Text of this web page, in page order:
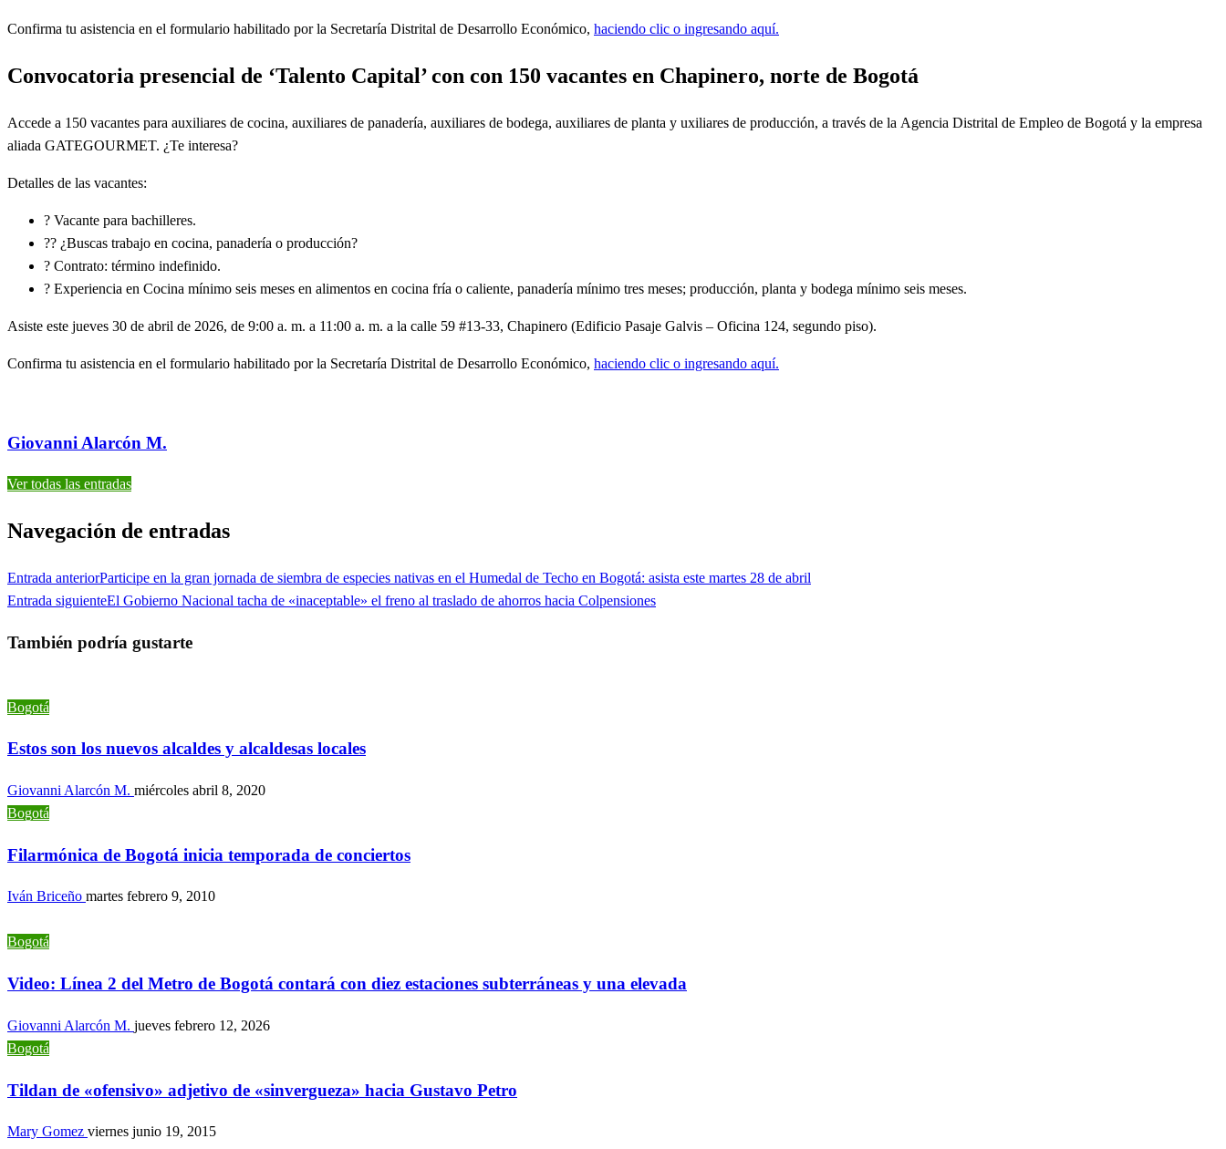
Confirma tu asistencia en el formulario habilitado por la Secretaría Distrital de Desarrollo Económico, haciendo clic o ingresando aquí.
Convocatoria presencial de ‘Talento Capital’ con con 150 vacantes en Chapinero, norte de Bogotá
Accede a 150 vacantes para auxiliares de cocina, auxiliares de panadería, auxiliares de bodega, auxiliares de planta y uxiliares de producción, a través de la Agencia Distrital de Empleo de Bogotá y la empresa
aliada GATEGOURMET. ¿Te interesa?
Detalles de las vacantes:
? Vacante para bachilleres.
?? ¿Buscas trabajo en cocina, panadería o producción?
? Contrato: término indefinido.
? Experiencia en Cocina mínimo seis meses en alimentos en cocina fría o caliente, panadería mínimo tres meses; producción, planta y bodega mínimo seis meses.
Asiste este jueves 30 de abril de 2026, de 9:00 a. m. a 11:00 a. m. a la calle 59 #13-33, Chapinero (Edificio Pasaje Galvis – Oficina 124, segundo piso).
Confirma tu asistencia en el formulario habilitado por la Secretaría Distrital de Desarrollo Económico, haciendo clic o ingresando aquí.
Giovanni Alarcón M.
Ver todas las entradas
Navegación de entradas
Entrada anteriorParticipe en la gran jornada de siembra de especies nativas en el Humedal de Techo en Bogotá: asista este martes 28 de abril
Entrada siguienteEl Gobierno Nacional tacha de «inaceptable» el freno al traslado de ahorros hacia Colpensiones
También podría gustarte
Bogotá
Estos son los nuevos alcaldes y alcaldesas locales
Giovanni Alarcón M. miércoles abril 8, 2020
Bogotá
Filarmónica de Bogotá inicia temporada de conciertos
Iván Briceño martes febrero 9, 2010
Bogotá
Video: Línea 2 del Metro de Bogotá contará con diez estaciones subterráneas y una elevada
Giovanni Alarcón M. jueves febrero 12, 2026
Bogotá
Tildan de «ofensivo» adjetivo de «sinvergueza» hacia Gustavo Petro
Mary Gomez viernes junio 19, 2015